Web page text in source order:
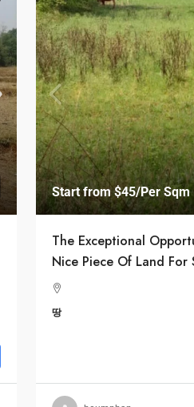
Start from$45/Per Sqm
The Exceptional
Nice Piece Of Land For
땅
$1,599,000
$1,530/sq ft
Multi-
상점/연속 주택